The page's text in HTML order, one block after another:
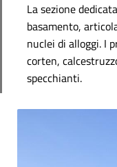
La sezione
basamento,
nuclei di alloggi. I
corten,
specchianti.